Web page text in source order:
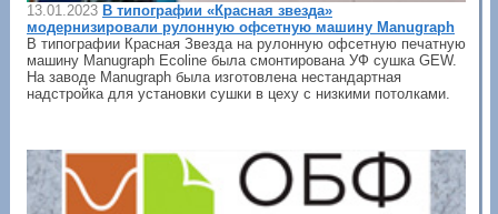
13.01.2023 В типографии «Красная звезда»
модернизировали рулонную офсетную машину Manugraph
В типографии Красная Звезда на рулонную офсетную печатную
машину Manugraph Ecoline была смонтирована УФ сушка GEW.
На заводе Manugraph была изготовлена нестандартная
надстройка для установки сушки в цеху с низкими потолками.